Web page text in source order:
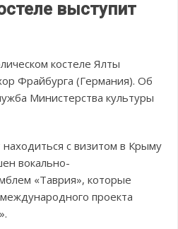
выступит
костеле Ялты
Фрайбурга (Германия). Об
Министерства культуры
с визитом в Крыму
вокально-
«Таврия», которые
проекта